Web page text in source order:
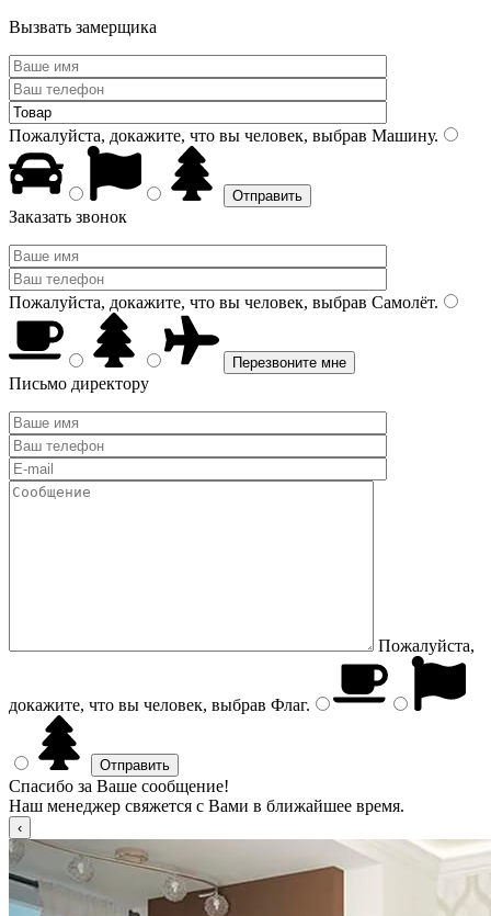
Вызвать замерщика
Пожалуйста, докажите, что вы человек, выбрав Машину.
Заказать звонок
Пожалуйста, докажите, что вы человек, выбрав Самолёт.
Письмо директору
Пожалуйста,
докажите, что вы человек, выбрав Флаг.
Спасибо за Ваше сообщение!
Наш менеджер свяжется с Вами в ближайшее время.